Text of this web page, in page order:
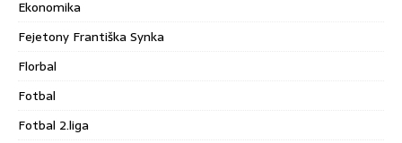
Ekonomika
Fejetony Františka Synka
Florbal
Fotbal
Fotbal 2.liga